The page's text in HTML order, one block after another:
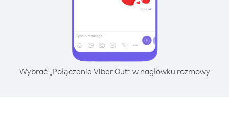
Wybrać „Połączenie Viber Out” w nagłówku rozmowy